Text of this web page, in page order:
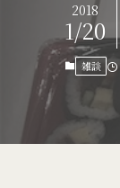
2018
1/20
雑談